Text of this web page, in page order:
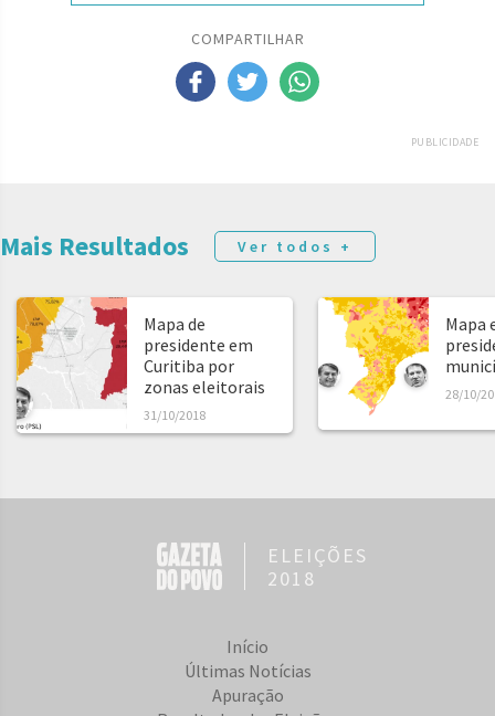
COMPARTILHAR
PUBLICIDADE
Mais Resultados Ver todos +
Mapa de
presidente em
Curitiba por
zonas eleitorais
31/10/2018
Mapa
28/10/
ELEIÇÕES
2018
Início
Últimas Notícias
Apuração